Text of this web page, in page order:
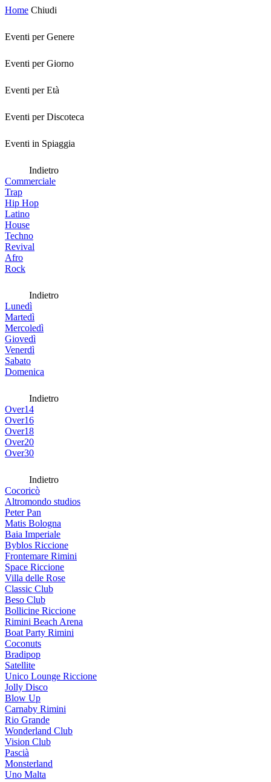
Home Chiudi
Eventi per Genere
Eventi per Giorno
Eventi per Età
Eventi per Discoteca
Eventi in Spiaggia
Indietro
Commerciale
Trap
Hip Hop
Latino
House
Techno
Revival
Afro
Rock
Indietro
Lunedì
Martedì
Mercoledì
Giovedì
Venerdì
Sabato
Domenica
Indietro
Over14
Over16
Over18
Over20
Over30
Indietro
Cocoricò
Altromondo studios
Peter Pan
Matis Bologna
Baia Imperiale
Byblos Riccione
Frontemare Rimini
Space Riccione
Villa delle Rose
Classic Club
Beso Club
Bollicine Riccione
Rimini Beach Arena
Boat Party Rimini
Coconuts
Bradipop
Satellite
Unico Lounge Riccione
Jolly Disco
Blow Up
Carnaby Rimini
Rio Grande
Wonderland Club
Vision Club
Pascià
Monsterland
Uno Malta